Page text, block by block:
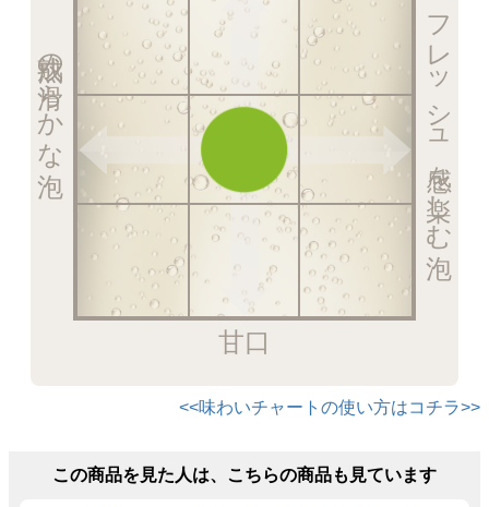
フレッシュ感を楽しむ泡
甘口
熟成の滑らかな泡
<<味わいチャートの使い方はコチラ>>
この商品を見た人は、こちらの商品も見ています